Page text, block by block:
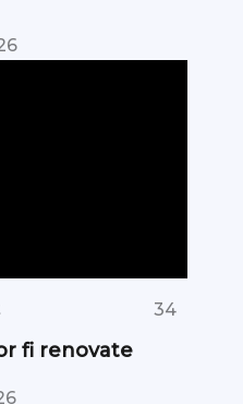
34
fi renovate